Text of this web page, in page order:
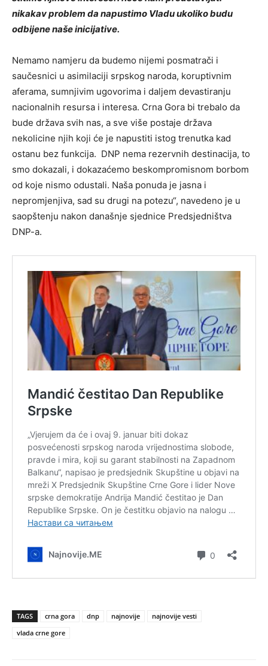
nikakav problem da napustimo Vladu ukoliko budu
odbijene naše inicijative.
Nemamo namjeru da budemo nijemi posmatrači i
saučesnici u asimilaciji srpskog naroda, koruptivnim
aferama, sumnjivim ugovorima i daljem devastiranju
nacionalnih resursa i interesa. Crna Gora bi trebalo da
bude država svih nas, a sve više postaje država
nekolicine njih koji će je napustiti istog trenutka kad
ostanu bez funkcija. DNP nema rezervnih destinacija, to
smo dokazali, i dokazaćemo beskompromisnom borbom
od koje nismo odustali. Naša ponuda je jasna i
nepromjenjiva, sad su drugi na potezu“, navedeno je u
saopštenju nakon današnje sjednice Predsjedništva
DNP-a.
TAGS crna gora dnp najnovije
najnovije vesti
vlada crne gore